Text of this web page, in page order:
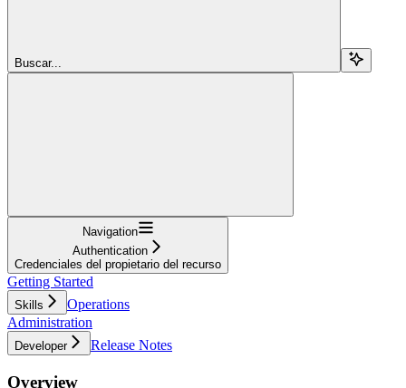
Buscar...
Navigation
Authentication
Credenciales del propietario del recurso
Getting Started
Skills
Operations
Administration
Developer Release Notes
Overview